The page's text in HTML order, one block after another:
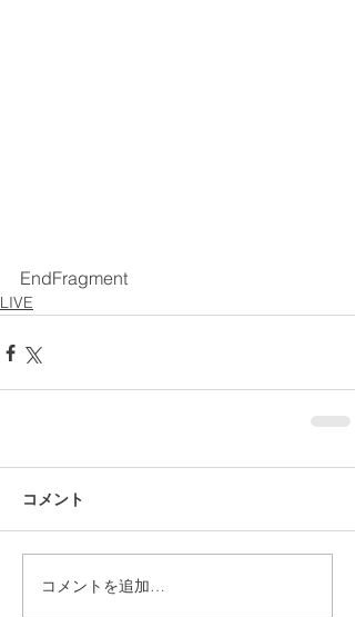
EndFragment
LIVE
コメント
コメントを追加…